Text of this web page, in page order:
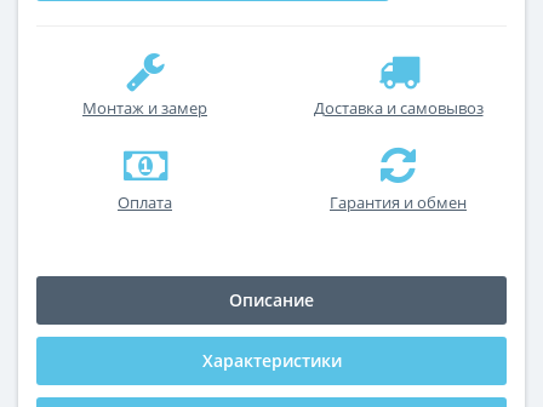
Монтаж и замер Доставка и самовывоз
Оплата Гарантия и обмен
Описание
Характеристики